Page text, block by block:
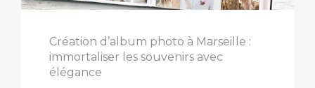
Création d’album photo à Marseille :
immortaliser les souvenirs avec
élégance